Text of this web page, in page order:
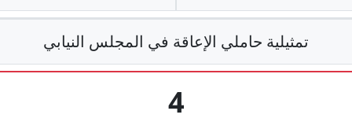
تمثيلية حاملي الإعاقة في المجلس النيابي
4